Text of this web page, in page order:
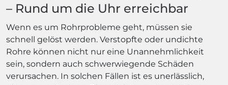
– Rund um die Uhr erreichbar
Wenn es um Rohrprobleme geht, müssen sie
schnell gelöst werden. Verstopfte oder undichte
Rohre können nicht nur eine Unannehmlichkeit
sein, sondern auch schwerwiegende Schäden
verursachen. In solchen Fällen ist es unerlässlich,